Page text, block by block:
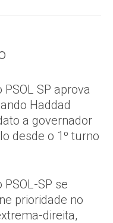
PSOL SP aprova
Haddad
a governador
desde o 1º turno
SP se
prioridade no
direita,